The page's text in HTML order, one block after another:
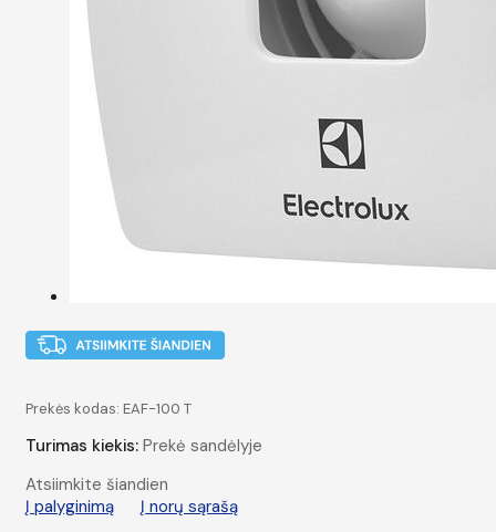
Prekės kodas: EAF-100 T
Turimas kiekis: Prekė sandėlyje
Atsiimkite šiandien
Į palyginimą
Į norų sąrašą